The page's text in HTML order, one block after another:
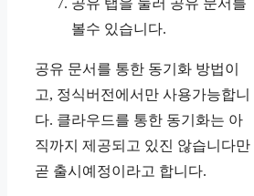
볼수 있습니다.
공유 문서를 통한 동기화 방법이
고, 정식버전에서만 사용가능합니
다. 클라우드를 통한 동기화는 아
직까지 제공되고 있진 않습니다만
곧 출시예정이라고 합니다.